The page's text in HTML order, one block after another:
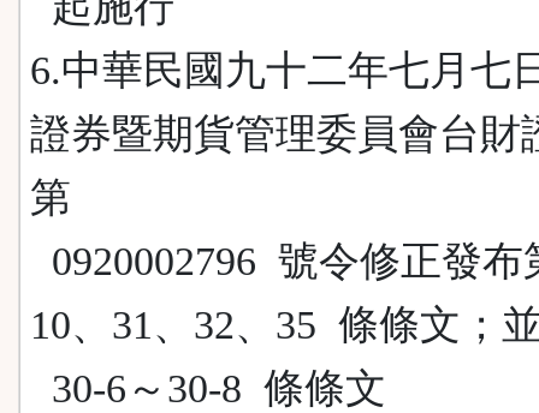
6.中華民國九十二年七月七
證券暨期貨管理委員會台財
第
0920002796 號令修正發布
10、31、32、35 條條文；
30-6～30-8 條條文